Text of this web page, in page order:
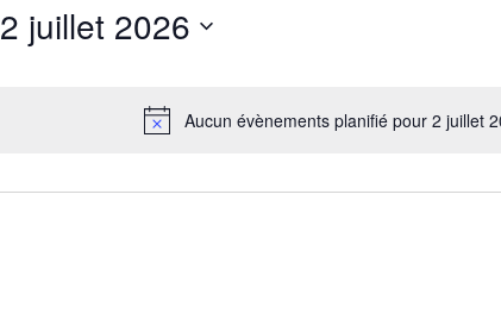
Aucun évènements planifié pour 2 juillet
2 juillet 2026